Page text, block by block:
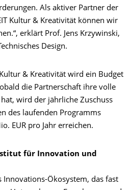
Als aktiver Partner der
Kultur & Kreativität können wir
erklärt Prof. Jens Krzywinski,
Design.
& Kreativität wird ein Budget
die Partnerschaft ihre volle
wird der jährliche Zuschuss
des laufenden Programms
EUR pro Jahr erreichen.
für Innovation und
Innovations-Ökosystem, das fast